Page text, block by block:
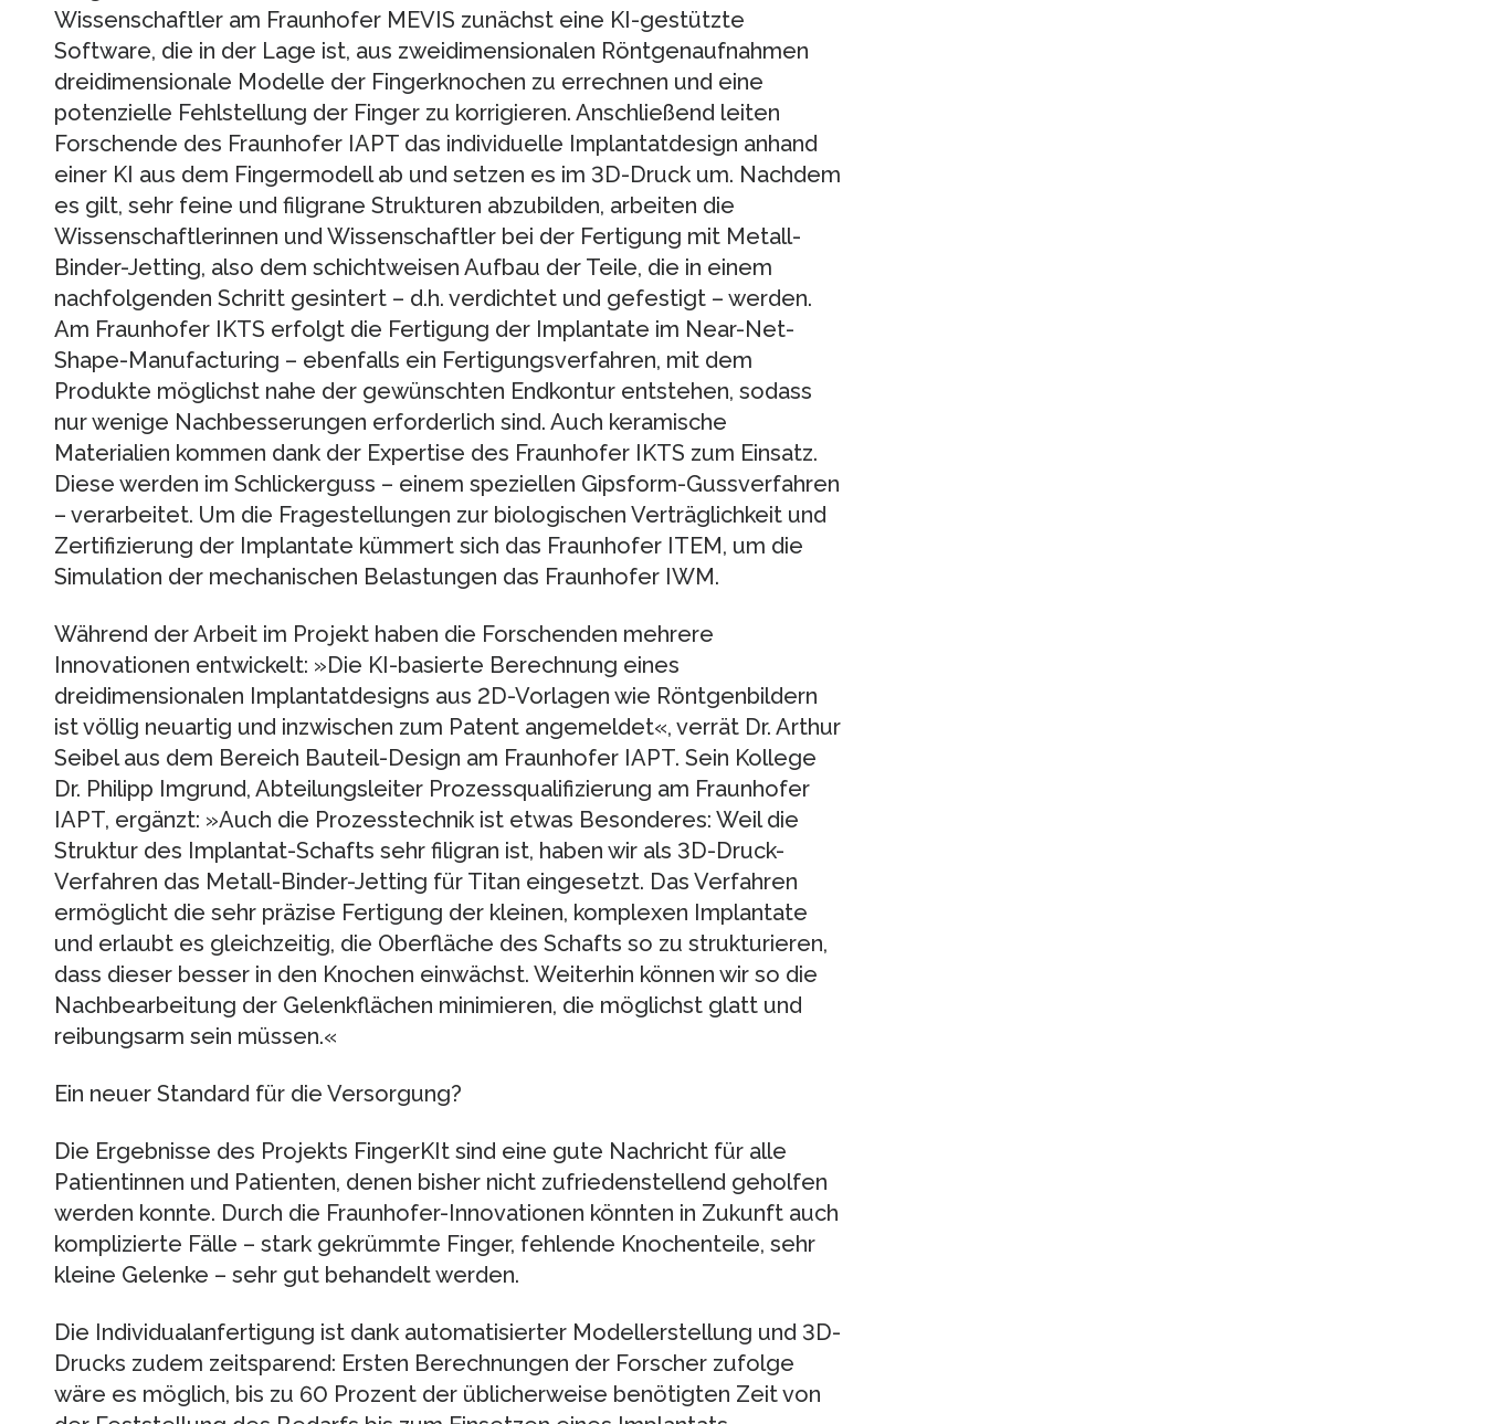
Wissenschaftler am Fraunhofer MEVIS zunächst eine KI-gestützte
Software, die in der Lage ist, aus zweidimensionalen Röntgenaufnahmen
dreidimensionale Modelle der Fingerknochen zu errechnen und eine
potenzielle Fehlstellung der Finger zu korrigieren. Anschließend leiten
Forschende des Fraunhofer IAPT das individuelle Implantatdesign anhand
einer KI aus dem Fingermodell ab und setzen es im 3D-Druck um. Nachdem
es gilt, sehr feine und filigrane Strukturen abzubilden, arbeiten die
Wissenschaftlerinnen und Wissenschaftler bei der Fertigung mit Metall-
Binder-Jetting, also dem schichtweisen Aufbau der Teile, die in einem
nachfolgenden Schritt gesintert – d.h. verdichtet und gefestigt – werden.
Am Fraunhofer IKTS erfolgt die Fertigung der Implantate im Near-Net-
Shape-Manufacturing – ebenfalls ein Fertigungsverfahren, mit dem
Produkte möglichst nahe der gewünschten Endkontur entstehen, sodass
nur wenige Nachbesserungen erforderlich sind. Auch keramische
Materialien kommen dank der Expertise des Fraunhofer IKTS zum Einsatz.
Diese werden im Schlickerguss – einem speziellen Gipsform-Gussverfahren
– verarbeitet. Um die Fragestellungen zur biologischen Verträglichkeit und
Zertifizierung der Implantate kümmert sich das Fraunhofer ITEM, um die
Simulation der mechanischen Belastungen das Fraunhofer IWM.
Während der Arbeit im Projekt haben die Forschenden mehrere
Innovationen entwickelt: »Die KI-basierte Berechnung eines
dreidimensionalen Implantatdesigns aus 2D-Vorlagen wie Röntgenbildern
ist völlig neuartig und inzwischen zum Patent angemeldet«, verrät Dr. Arthur
Seibel aus dem Bereich Bauteil-Design am Fraunhofer IAPT. Sein Kollege
Dr. Philipp Imgrund, Abteilungsleiter Prozessqualifizierung am Fraunhofer
IAPT, ergänzt: »Auch die Prozesstechnik ist etwas Besonderes: Weil die
Struktur des Implantat-Schafts sehr filigran ist, haben wir als 3D-Druck-
Verfahren das Metall-Binder-Jetting für Titan eingesetzt. Das Verfahren
ermöglicht die sehr präzise Fertigung der kleinen, komplexen Implantate
und erlaubt es gleichzeitig, die Oberfläche des Schafts so zu strukturieren,
dass dieser besser in den Knochen einwächst. Weiterhin können wir so die
Nachbearbeitung der Gelenkflächen minimieren, die möglichst glatt und
reibungsarm sein müssen.«
Ein neuer Standard für die Versorgung?
Die Ergebnisse des Projekts FingerKIt sind eine gute Nachricht für alle
Patientinnen und Patienten, denen bisher nicht zufriedenstellend geholfen
werden konnte. Durch die Fraunhofer-Innovationen könnten in Zukunft auch
komplizierte Fälle – stark gekrümmte Finger, fehlende Knochenteile, sehr
kleine Gelenke – sehr gut behandelt werden.
Die Individualanfertigung ist dank automatisierter Modellerstellung und 3D-
Drucks zudem zeitsparend: Ersten Berechnungen der Forscher zufolge
wäre es möglich, bis zu 60 Prozent der üblicherweise benötigten Zeit von